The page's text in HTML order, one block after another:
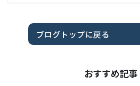
ブログトップに戻る
おすすめ記事